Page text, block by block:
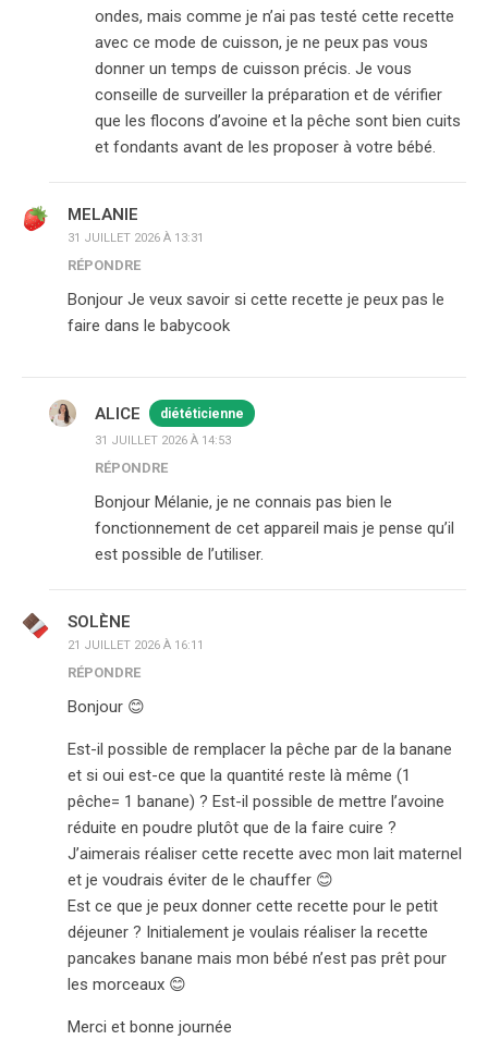
ondes, mais comme je n’ai pas testé cette recette
avec ce mode de cuisson, je ne peux pas vous
donner un temps de cuisson précis. Je vous
conseille de surveiller la préparation et de vérifier
que les flocons d’avoine et la pêche sont bien cuits
et fondants avant de les proposer à votre bébé.
MELANIE
31 JUILLET 2026 À 13:31
RÉPONDRE
Bonjour Je veux savoir si cette recette je peux pas le
faire dans le babycook
ALICE diététicienne
31 JUILLET 2026 À 14:53
RÉPONDRE
Bonjour Mélanie, je ne connais pas bien le
fonctionnement de cet appareil mais je pense qu’il
est possible de l’utiliser.
SOLÈNE
21 JUILLET 2026 À 16:11
RÉPONDRE
Bonjour 😊
Est-il possible de remplacer la pêche par de la banane
et si oui est-ce que la quantité reste là même (1
pêche= 1 banane) ? Est-il possible de mettre l’avoine
réduite en poudre plutôt que de la faire cuire ?
J’aimerais réaliser cette recette avec mon lait maternel
et je voudrais éviter de le chauffer 😊
Est ce que je peux donner cette recette pour le petit
déjeuner ? Initialement je voulais réaliser la recette
pancakes banane mais mon bébé n’est pas prêt pour
les morceaux 😊
Merci et bonne journée